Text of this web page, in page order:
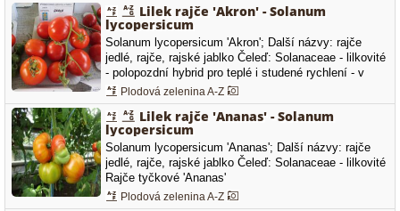
Lilek rajče 'Akron' - Solanum
lycopersicum
Solanum lycopersicum 'Akron'; Další názvy: rajče
jedlé, rajče, rajské jablko Čeleď: Solanaceae - lilkovité
- polopozdní hybrid pro teplé i studené rychlení - v
teplejších oblastech lze pěstovat i na poli - plod je
středně velký, kulatý, hladký bez žíhání a žeber,
odolný proti praskání - průměrná hmotnost plodu se
pohybuje…
Plodová zelenina A-Z
Lilek rajče 'Ananas' - Solanum
lycopersicum
Solanum lycopersicum 'Ananas'; Další názvy: rajče
jedlé, rajče, rajské jablko Čeleď: Solanaceae - lilkovité
Rajče tyčkové 'Ananas'
Plodová zelenina A-Z